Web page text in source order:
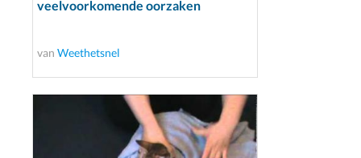
veelvoorkomende oorzaken
van Weethetsnel